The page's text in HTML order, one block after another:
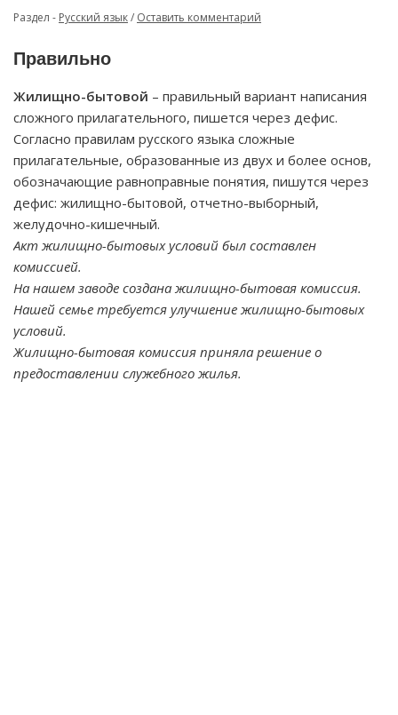
Раздел - Русский язык/ Оставить комментарий
Правильно
Жилищно-бытовой – правильный вариант написания
сложного прилагательного, пишется через дефис.
Согласно правилам русского языка сложные
прилагательные, образованные из двух и более основ,
обозначающие равноправные понятия, пишутся через
дефис: жилищно-бытовой, отчетно-выборный,
желудочно-кишечный.
Акт жилищно-бытовых условий был составлен
комиссией.
На нашем заводе создана жилищно-бытовая комиссия.
Нашей семье требуется улучшение жилищно-бытовых
условий.
Жилищно-бытовая комиссия приняла решение о
предоставлении служебного жилья.